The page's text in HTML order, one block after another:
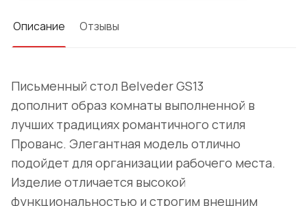
Описание Отзывы
Письменный стол Belveder GS13
дополнит образ комнаты выполненной в
лучших традициях романтичного стиля
Прованс. Элегантная модель отлично
подойдет для организации рабочего места.
Изделие отличается высокой
функциональностью и строгим внешним